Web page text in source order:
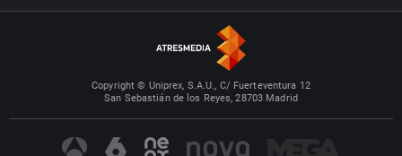
Copyright © Uniprex, S.A.U., C/ Fuerteventura 12
San Sebastián de los Reyes, 28703 Madrid